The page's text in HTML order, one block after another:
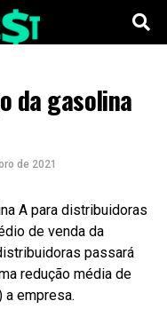
da gasolina
de 2021
de venda da
passará
redução média de
a empresa.